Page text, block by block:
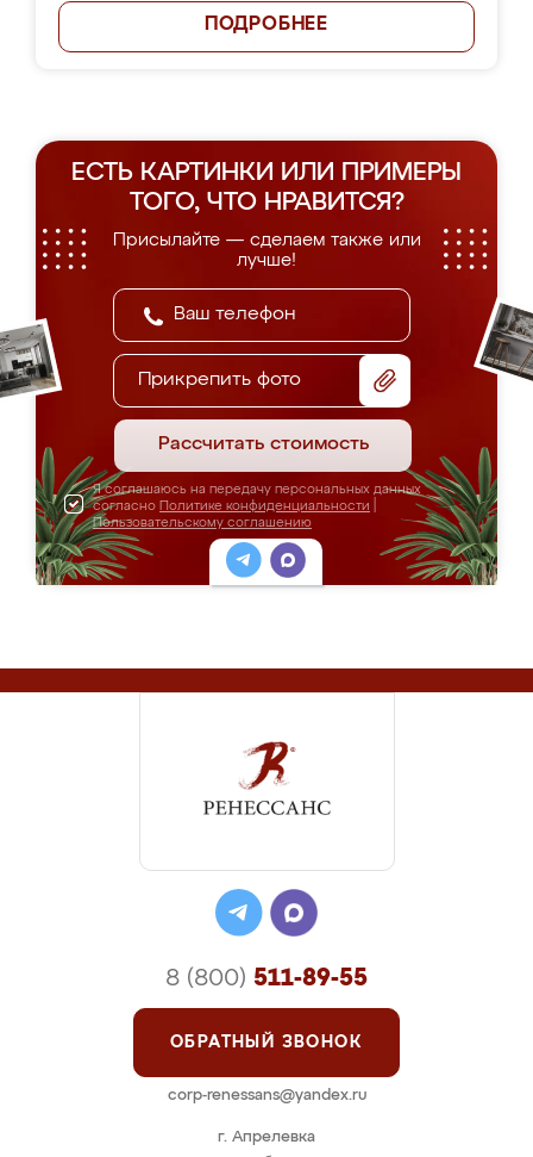
ПОДРОБНЕЕ
ЕСТЬ КАРТИНКИ ИЛИ ПРИМЕРЫ
ТОГО, ЧТО НРАВИТСЯ?
Присылайте — сделаем также или
лучше!
Прикрепить фото
Рассчитать стоимость
Я соглашаюсь на передачу персональных данных
согласно Политике конфиденциальности
Пользовательскому соглашению
г. Апрелевка
8 (800) 511-89-55
ОБРАТНЫЙ ЗВОНОК
corp-renessans@yandex.ru